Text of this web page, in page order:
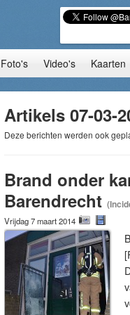
Foto's Video's Kaarten
Artikels 07-03-
Deze berichten werden ook
Brand onder
Barendrecht
Vrijdag 7 maart 2014